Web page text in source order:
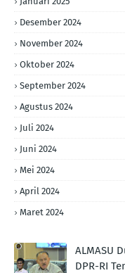
Desember 2024
November 2024
Oktober 2024
September 2024
Agustus 2024
Juli 2024
Juni 2024
Mei 2024
April 2024
Maret 2024
ALMASU
DPR-RI